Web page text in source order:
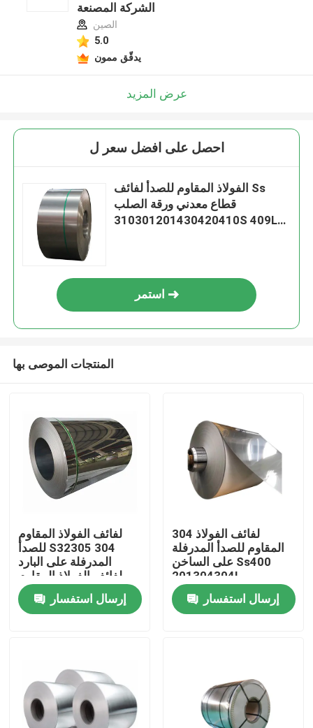
حول بنا
الشركة المصنعة
الصين
5.0
يدقّق ممون
عرض المزيد
احصل على افضل سعر ل
الفولاذ المقاوم للصدأ لفائف Ss
قطاع معدني ورقة الصلب
310301201430420410S 409L
استمر
المنتجات الموصى بها
لفائف الفولاذ المقاوم
للصدأ S32305 304
المدرفلة على البارد
لفائف الفولاذ المقاوم
للصدأ مرآة
إرسال استفسار
304 لفائف الفولاذ
المقاوم للصدأ المدرفلة
على الساخن Ss400
201304304L
3116410430
إرسال استفسار